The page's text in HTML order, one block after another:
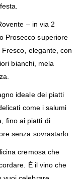
– in via 2
Prosecco superiore
elegante, con
bianchi, mela
ideale dei piatti
come i salumi
fino ai piatti di
senza sovrastarlo.
cremosa che
È il vino che